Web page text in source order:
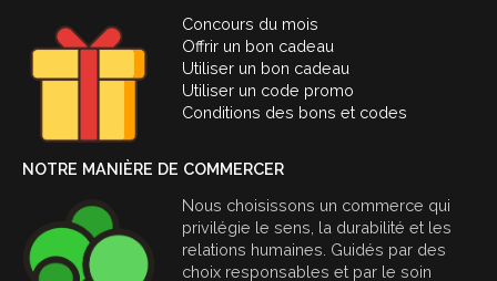
Concours du mois
Offrir un bon cadeau
Utiliser un bon cadeau
Utiliser un code promo
Conditions des bons et codes
NOTRE MANIÈRE DE COMMERCER
Nous choisissons un commerce qui
privilégie le sens, la durabilité et les
relations humaines. Guidés par des
choix responsables et par le soin